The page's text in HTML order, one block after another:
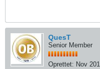
QuesT
Senior Member
Oprettet: Nov